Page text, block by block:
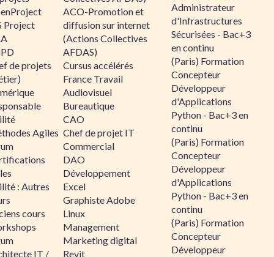
Project
de projets
Agiles
: Autres
cours
IT /
ACO-Promotion et
diffusion sur internet
(Actions Collectives
AFDAS)
Cursus accélérés
France Travail
Audiovisuel
Bureautique
CAO
Chef de projet IT
Commercial
DAO
Développement
Excel
Graphiste Adobe
Linux
Management
Marketing digital
Revit
Administrateur
d'Infrastructures
Sécurisées - Bac+3
en continu
(Paris) Formation
Concepteur
Développeur
d'Applications
Python - Bac+3 en
continu
(Paris) Formation
Concepteur
Développeur
d'Applications
Python - Bac+3 en
continu
(Paris) Formation
Concepteur
Développeur